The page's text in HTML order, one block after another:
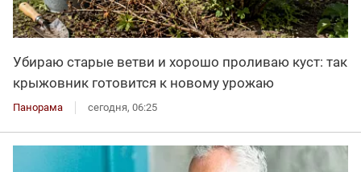
Убираю старые ветви и хорошо проливаю куст: так
крыжовник готовится к новому урожаю
Панорама сегодня, 06:25